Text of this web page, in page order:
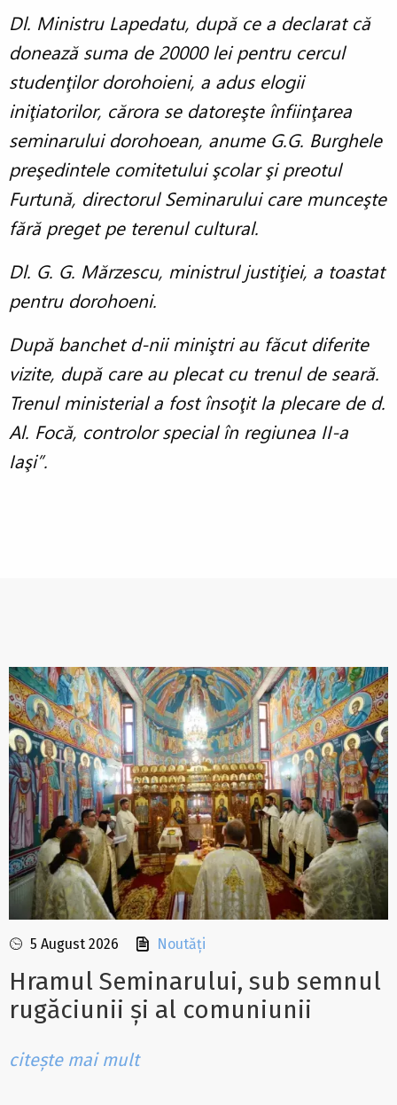
Dl. Ministru Lapedatu, după ce a declarat că
donează suma de 20000 lei pentru cercul
studenţilor dorohoieni, a adus elogii
iniţiatorilor, cărora se datoreşte înfiinţarea
seminarului dorohoean, anume G.G. Burghele
preşedintele comitetului şcolar şi preotul
Furtună, directorul Seminarului care munceşte
fără preget pe terenul cultural.
Dl. G. G. Mărzescu, ministrul justiţiei, a toastat
pentru dorohoeni.
După banchet d-nii miniştri au făcut diferite
vizite, după care au plecat cu trenul de seară.
Trenul ministerial a fost însoţit la plecare de d.
Al. Focă, controlor special în regiunea II-a
Iaşi”.
5 August 2026 Noutăți
Hramul Seminarului, sub semnul
rugăciunii și al comuniunii
citește mai mult